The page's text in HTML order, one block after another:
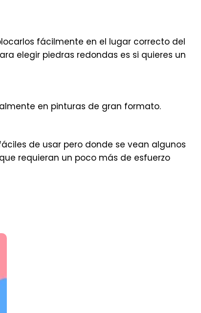
fácilmente en el lugar correcto del
elegir piedras redondas es si quieres un
en pinturas de gran formato.
de usar pero donde se vean algunos
requieran un poco más de esfuerzo